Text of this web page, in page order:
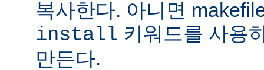
복사한다. 아니면
install 키워드를 사용
만든다.